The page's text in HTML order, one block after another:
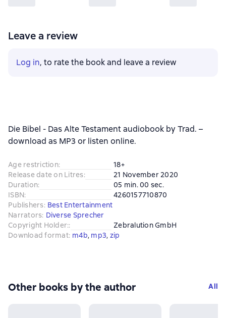
Leave a review
Log in, to rate the book and leave a review
Die Bibel - Das Alte Testament audiobook by Trad. –
download as MP3 or listen online.
Age restriction:
18+
Release date on Litres:
21 November 2020
Duration:
05 min. 00 sec.
ISBN:
4260157710870
Publishers: Best Entertainment
Narrators: Diverse Sprecher
Copyright Holder::
Zebralution GmbH
Download format: m4b, mp3, zip
Other books by the author All